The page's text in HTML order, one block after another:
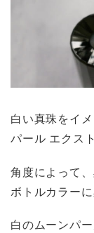
白い真珠をイ
パール エクス
角度によって
ボトルカラー
白のムーンパ